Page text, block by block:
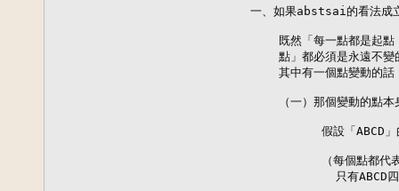
一、如果abstsai的看法成
既然「每一點都是起點
點」都必須是永遠不變
其中有一個點變動的話
（一）那個變動的點本
假設「ABCD」
（每個點都代表
只有ABCD四